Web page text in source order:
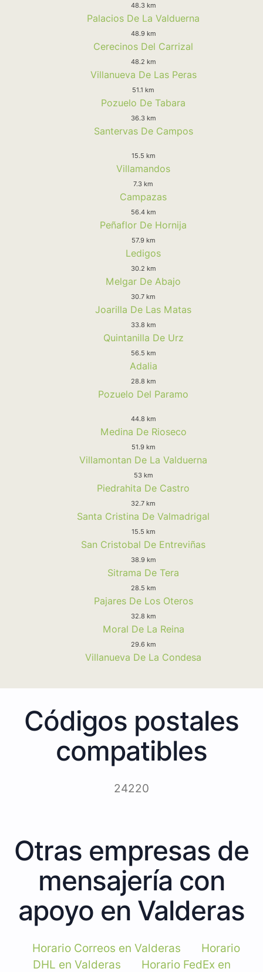
48.3 km
Palacios De La Valduerna
48.9 km
Cerecinos Del Carrizal
48.2 km
Villanueva De Las Peras
51.1 km
Pozuelo De Tabara
36.3 km
Santervas De Campos
15.5 km
Villamandos
7.3 km
Campazas
56.4 km
Peñaflor De Hornija
57.9 km
Ledigos
30.2 km
Melgar De Abajo
30.7 km
Joarilla De Las Matas
33.8 km
Quintanilla De Urz
56.5 km
Adalia
28.8 km
Pozuelo Del Paramo
44.8 km
Medina De Rioseco
51.9 km
Villamontan De La Valduerna
53 km
Piedrahita De Castro
32.7 km
Santa Cristina De Valmadrigal
15.5 km
San Cristobal De Entreviñas
38.9 km
Sitrama De Tera
28.5 km
Pajares De Los Oteros
32.8 km
Moral De La Reina
29.6 km
Villanueva De La Condesa
Códigos postales
compatibles
24220
Otras empresas de
mensajería con
apoyo en Valderas
Horario Correos en Valderas
Horario
DHL en Valderas
Horario FedEx en